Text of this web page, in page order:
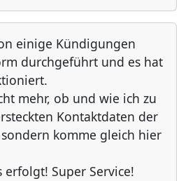
einige Kündigungen
durchgeführt und es hat
mehr, ob und wie ich zu
Kontaktdaten der
komme gleich hier
Super Service!